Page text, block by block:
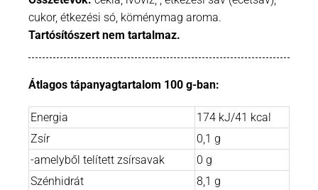
cukor, étkezési só, köménymag aroma.
Tartósítószert nem tartalmaz.
Átlagos tápanyagtartalom 100 g-ban:
Energia
174 kJ/41 kcal
Zsír
0,1 g
-amelyből telített zsírsavak
0 g
Szénhidrát
8,1 g